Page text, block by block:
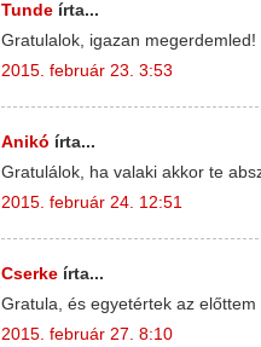
Tunde írta...
Gratulalok, igazan megerdemled!
2015. február 23. 3:53
Anikó írta...
Gratulálok, ha valaki akkor te
2015. február 24. 12:51
Cserke írta...
Gratula, és egyetértek az előttem
2015. február 27. 8:10